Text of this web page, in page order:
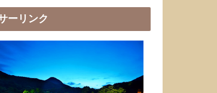
ーリンク